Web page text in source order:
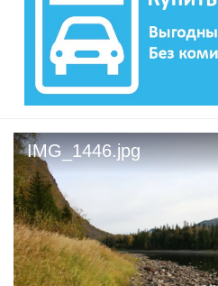
IMG_1446.jpg